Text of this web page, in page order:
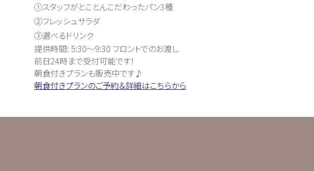
①スタッフがとことんこだわったパン3種
②フレッシュサラダ
③選べるドリンク
提供時間: 5:30〜9:30 フロントでのお渡し
前日24時まで受付可能です！
朝食付きプランも販売中です♪
朝食付きプランのご予約＆詳細はこちらから